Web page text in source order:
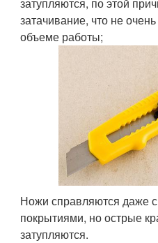
затупляются, по этой
затачивание, что не
объеме работы;
Ножи справляются даже
покрытиями, но острые
затупляются.